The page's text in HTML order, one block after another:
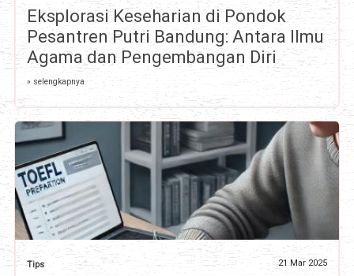
Eksplorasi Keseharian di Pondok
Pesantren Putri Bandung: Antara Ilmu
Agama dan Pengembangan Diri
» selengkapnya
Tips 21 Mar 2025